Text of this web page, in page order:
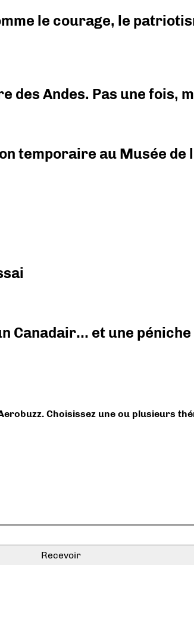
le courage, le
des Andes. Pas une fois,
temporaire au Musée de
Canadair… et une péniche
Choisissez une ou plusieurs